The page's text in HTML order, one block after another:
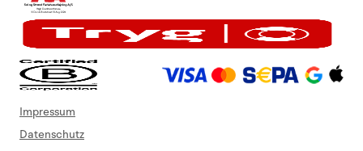
Impressum
Datenschutz